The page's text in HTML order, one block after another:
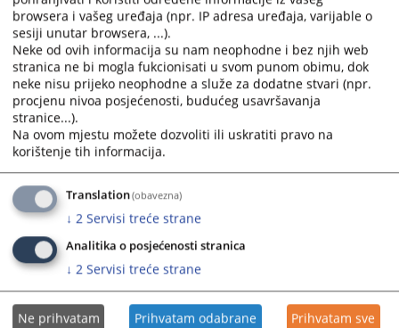
Prateći dokumenti
Rasprave 27 04 - 03 05 2026
90 PREGLEDA
browsera i vašeg uređaja (npr. IP adresa uređaja, varijable o
sesiji unutar browsera, ...).
Neke od ovih informacija su nam neophodne i bez njih web
stranica ne bi mogla fukcionisati u svom punom obimu, dok
neke nisu prijeko neophodne a služe za dodatne stvari (npr.
procjenu nivoa posjećenosti, budućeg usavršavanja
stranice...).
Na ovom mjestu možete dozvoliti ili uskratiti pravo na
korištenje tih informacija.
Translation(obavezna)
↓ 2 Servisi treće strane
Analitika o posjećenosti stranica
↓ 2 Servisi treće strane
Ne prihvatam Prihvatam odabrane Prihvatam sve